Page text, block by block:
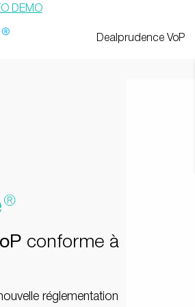
StreamMind
Dealprudence VoP
DEMO
conforme à
réglementation